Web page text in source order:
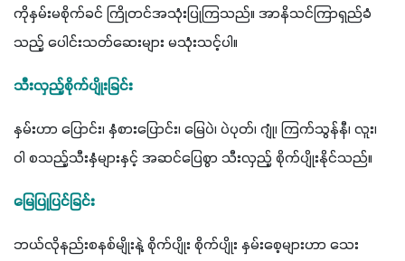
ကိုနှမ်းမစိုက်ခင် ကြိုတင်အသုံးပြုကြသည်။ အာနိသင်ကြာရှည်ခံ
သည့် ပေါင်းသတ်ဆေးများ မသုံးသင့်ပါ။
သီးလှည့်စိုက်ပျိုးခြင်း
နှမ်းဟာ ပြောင်း၊ နှံစားပြောင်း၊ မြေပဲ၊ ပဲပုတ်၊ ဂျုံ၊ ကြက်သွန်နီ၊ လူး၊
ဝါ စသည့်သီးနှံများနှင့် အဆင်ပြေစွာ သီးလှည့် စိုက်ပျိုးနိုင်သည်။
မြေပြုပြင်ခြင်း
ဘယ်လိုနည်းစနစ်မျိုးနဲ့ စိုက်ပျိုး စိုက်ပျိုး နှမ်းစေ့များဟာ သေး